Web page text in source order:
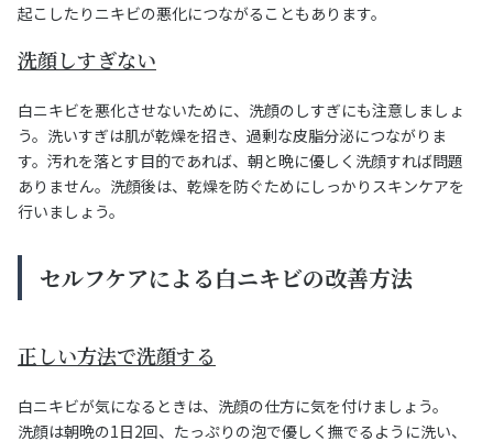
起こしたりニキビの悪化につながることもあります。
洗顔しすぎない
白ニキビを悪化させないために、洗顔のしすぎにも注意しましょ
う。洗いすぎは肌が乾燥を招き、過剰な皮脂分泌につながりま
す。汚れを落とす目的であれば、朝と晩に優しく洗顔すれば問題
ありません。洗顔後は、乾燥を防ぐためにしっかりスキンケアを
行いましょう。
セルフケアによる白ニキビの改善方法
正しい方法で洗顔する
白ニキビが気になるときは、洗顔の仕方に気を付けましょう。
洗顔は朝晩の1日2回、たっぷりの泡で優しく撫でるように洗い、